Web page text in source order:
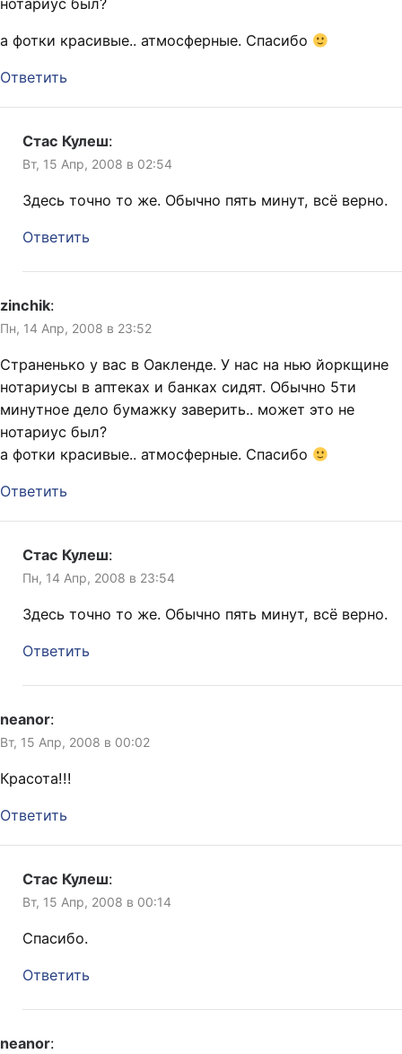
нотариус был?
а фотки красивые.. атмосферные. Спасибо
Ответить
Стас Кулеш:
Вт, 15 Апр, 2008 в 02:54
Здесь точно то же. Обычно пять минут, всё верно.
Ответить
zinchik:
Пн, 14 Апр, 2008 в 23:52
Страненько у вас в Оакленде. У нас на нью йоркщине
нотариусы в аптеках и банках сидят. Обычно 5ти
минутное дело бумажку заверить.. может это не
нотариус был?
а фотки красивые.. атмосферные. Спасибо
Ответить
Стас Кулеш:
Пн, 14 Апр, 2008 в 23:54
Здесь точно то же. Обычно пять минут, всё верно.
Ответить
neanor:
Вт, 15 Апр, 2008 в 00:02
Красота!!!
Ответить
Стас Кулеш:
Вт, 15 Апр, 2008 в 00:14
Спасибо.
Ответить
neanor: